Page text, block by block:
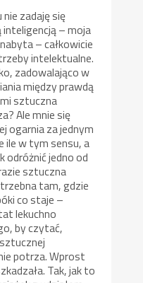
zadaję się
– moja
– całkowicie
intelektualne.
zadowalająco w
między prawdą
sztuczna
Ale mnie się
ogarnia za jednym
ile w tym sensu, a
odróżnić jedno od
sztuczna
tam, gdzie
co staje –
lekuchno
by czytać,
potrza. Wprost
Tak, jak to